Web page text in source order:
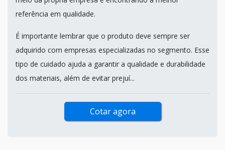
referência em qualidade.
É importante lembrar que o produto deve sempre ser
adquirido com empresas especializadas no segmento. Esse
tipo de cuidado ajuda a garantir a qualidade e durabilidade
dos materiais, além de evitar prejuí...
Cotar agora